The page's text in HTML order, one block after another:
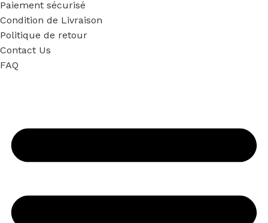
Paiement sécurisé
Condition de Livraison
Politique de retour
Contact Us
FAQ